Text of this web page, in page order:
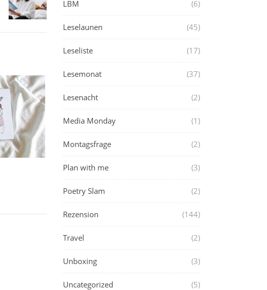
LBM (6)
Leselaunen (45)
Leseliste (17)
Lesemonat (37)
Lesenacht (2)
Media Monday (1)
Montagsfrage (2)
Plan with me (3)
Poetry Slam (2)
Rezension (144)
Travel (2)
Unboxing (3)
Uncategorized (5)